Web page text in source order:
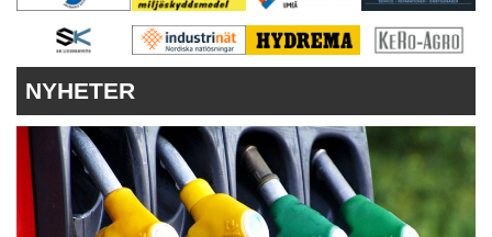
VÅRA ANDRA MAGASIN
PRENUMERERA
ANNONSERA
NYHETER